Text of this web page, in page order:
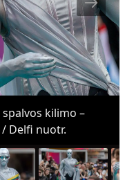
kilimo –
/ Delfi nuotr.